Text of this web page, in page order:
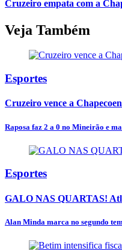
Cruzeiro empata com a
Veja Também
Esportes
Cruzeiro vence a
Raposa faz 2 a 0 no Mineirão e
Esportes
GALO NAS QUARTAS!
Alan Minda marca no segundo